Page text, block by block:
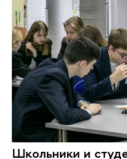
Школьники и